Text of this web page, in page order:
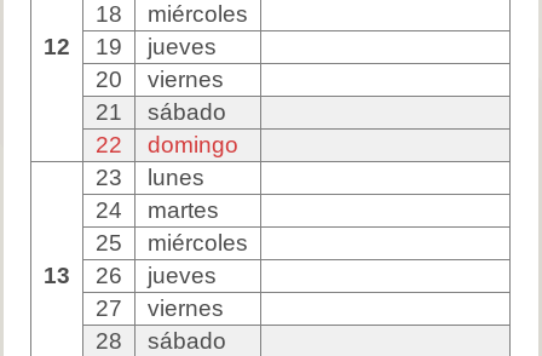
12
18
miércoles
19
jueves
20
viernes
21
sábado
22
domingo
13
23
lunes
24
martes
25
miércoles
26
jueves
27
viernes
28
sábado